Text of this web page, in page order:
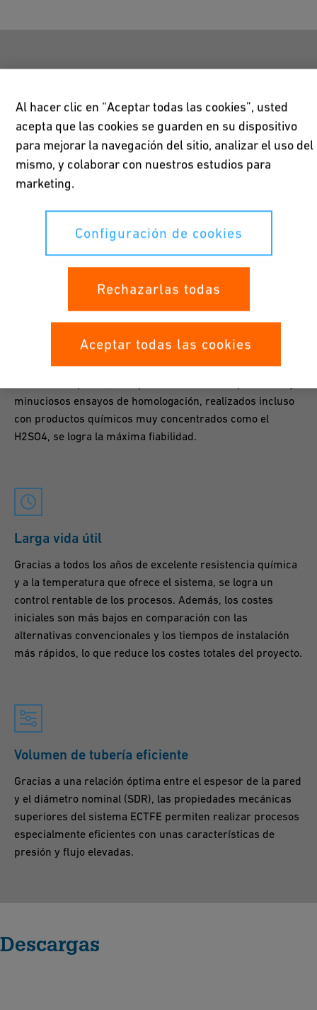
Máxima seguridad
Pensando en las aplicaciones químicas más exigentes,
todos los componentes del sistema, incluidas las
tecnologías de unión, se han probado y verificado en
Increíblemente fiable
Combinando las propiedades de los materiales, el uso de
minuciosos ensayos de homologación, realizados incluso
con productos químicos muy concentrados como el
H2SO4, se logra la máxima fiabilidad.
Larga vida útil
Gracias a todos los años de excelente resistencia química
y a la temperatura que ofrece el sistema, se logra un
control rentable de los procesos. Además, los costes
iniciales son más bajos en comparación con las
alternativas convencionales y los tiempos de instalación
más rápidos, lo que reduce los costes totales del proyecto.
Volumen de tubería eficiente
Gracias a una relación óptima entre el espesor de la pared
y el diámetro nominal (SDR), las propiedades mecánicas
superiores del sistema ECTFE permiten realizar procesos
especialmente eficientes con unas características de
presión y flujo elevadas.
Descargas
Al hacer clic en “Aceptar todas las cookies”, usted
acepta que las cookies se guarden en su dispositivo
para mejorar la navegación del sitio, analizar el uso del
mismo, y colaborar con nuestros estudios para
marketing.
Configuración de cookies
Rechazarlas todas
Aceptar todas las cookies